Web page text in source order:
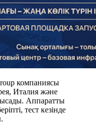
компаниясы
Италия және
Аппаратты
тест кезінде